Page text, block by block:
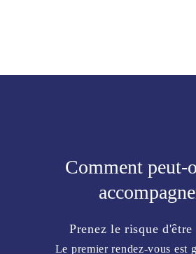
Comment peut-
Prenez le risque
Le premier rendez-vous est